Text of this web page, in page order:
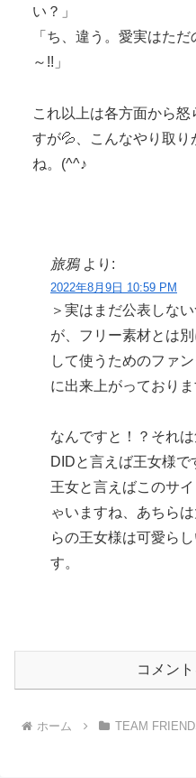
い？」
「ち、違う。愛実はた
～!!」
これ以上は各方面から怒
すが💦、こんなやり取
ね。(^^♪
旅鴉 より:
2022年8月9日 10:59 PM
＞実はまだ公表しな
が、フリー素材とは
して使うためのファ
に出来上がっておりま
なんですと！？それ
DIDと言えば王女様で
王女と言えばこのサ
ゃいますね、あちら
らの王女様は可愛ら
す。
コメン
ホーム TEAM